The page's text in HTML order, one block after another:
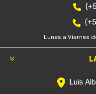
Lunes a Viernes
Luis